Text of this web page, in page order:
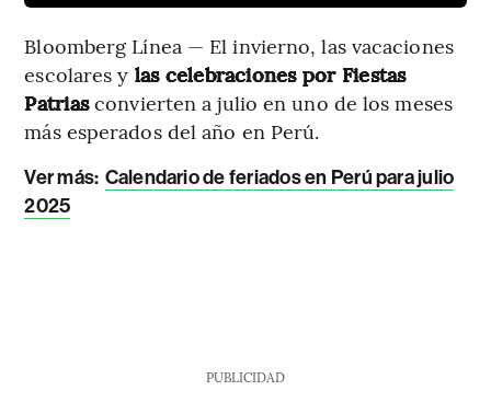
Bloomberg Línea — El invierno, las vacaciones
escolares y las celebraciones por Fiestas
Patriasconvierten a julio en uno de los meses
más esperados del año en Perú.
Ver más: Calendario de feriados en Perú para julio
2025
PUBLICIDAD